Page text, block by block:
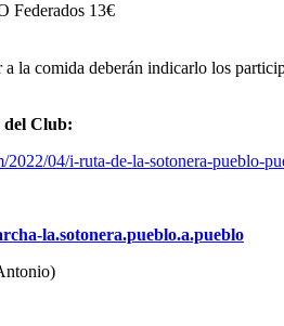
Federados 13€
a la comida deberán indicarlo los
del Club:
2022/04/i-ruta-de-la-sotonera-pueblo-
la.sotonera.pueblo.a.pueblo